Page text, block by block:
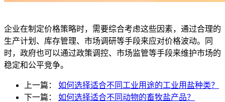
企业在制定价格策略时，需要综合考虑这些因素，通过合理的
生产计划、库存管理、市场调研等手段来应对价格波动。同
时，政府也可以通过政策调控、市场监管等手段来维护市场的
稳定和公平竞争。
上一篇： 如何选择适合不同工业用途的工业用盐种类？
下一篇： 如何选择适合不同动物的畜牧盐产品？